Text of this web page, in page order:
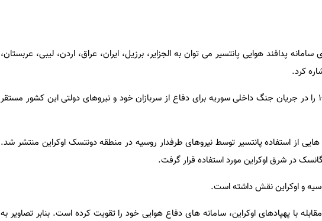
سامانه پدافند هوایی پانتسیر می توان به الجزایر، برزیل، ایران، عراق، اردن، لیبی، عربستان،
کرد.
از سال 2013، روسیه پانتسیر اس-1 را در جریان جنگ داخلی سوریه برای دفاع از سربازان خود و نیروهای دولتی این کشور مستقر
ها و فیلم هایی از استفاده پانتسیر توسط نیروهای طرفدار روسیه در منطقه دونتسک اوکراین منتشر شد.
در شرق اوکراین مورد استفاده قرار گرفت.
و اوکراین نقش داشته است.
با پهپادهای اوکراین، سامانه های دفاع هوایی خود را تقویت کرده است. بنابر تصاویر به